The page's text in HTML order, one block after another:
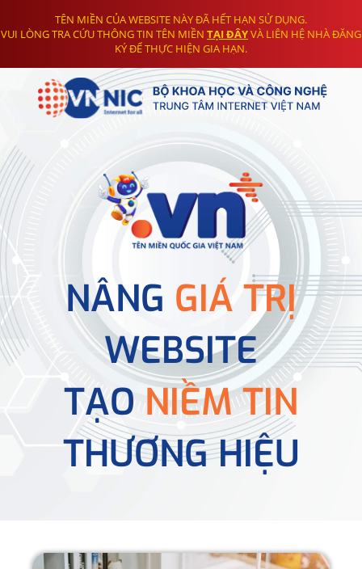
TÊN MIỀN CỦA WEBSITE NÀY ĐÃ HẾT HẠN SỬ DỤNG.
VUI LÒNG TRA CỨU THÔNG TIN TÊN MIỀN TẠI ĐÂYVÀ LIÊN HỆ NHÀ ĐĂNG
KÝ ĐỂ THỰC HIỆN GIA HẠN.
NÂNG GIÁ TRỊ
WEBSITE
TẠONIỀM TIN
THƯƠNG HIỆU